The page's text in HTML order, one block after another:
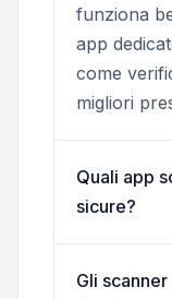
funziona
app
come
migliori
Quali app
sicure?
Gli